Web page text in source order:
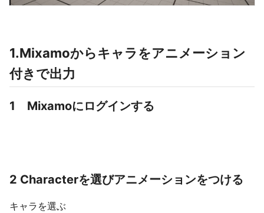
1.Mixamoからキャラをアニメーション
付きで出力
1 Mixamoにログインする
2 Characterを選びアニメーションをつける
キャラを選ぶ